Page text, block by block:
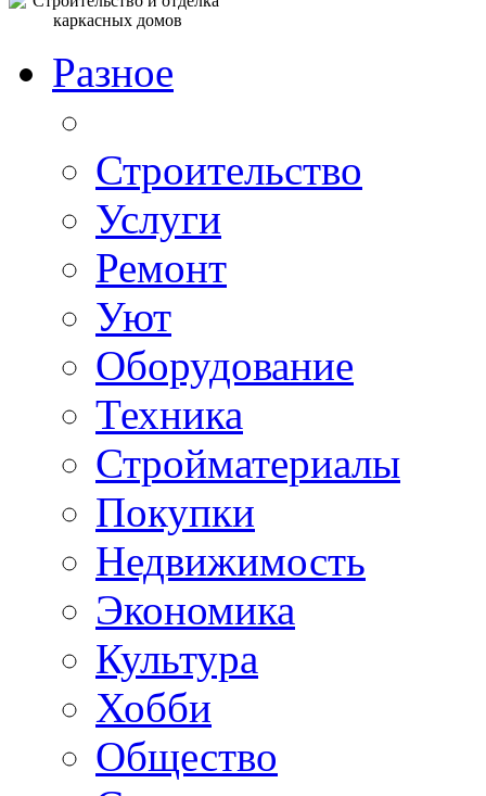
Разное
Строительство
Услуги
Ремонт
Уют
Оборудование
Техника
Стройматериалы
Покупки
Недвижимость
Экономика
Культура
Хобби
Общество